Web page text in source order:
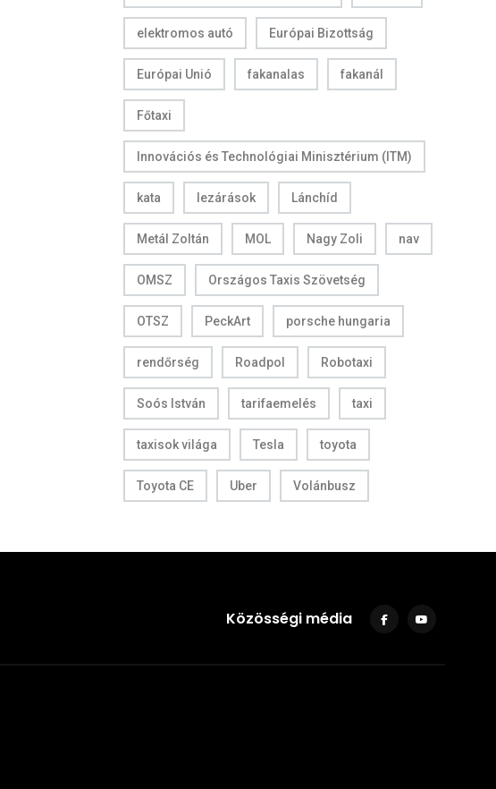
elektromos autó Európai Bizottság
Európai Unió fakanalas fakanál
Főtaxi
Innovációs és Technológiai Minisztérium (ITM)
kata lezárások Lánchíd
Metál Zoltán MOL Nagy Zoli nav
OMSZ Országos Taxis Szövetség
OTSZ PeckArt porsche hungaria
rendőrség Roadpol Robotaxi
Soós István tarifaemelés taxi
taxisok világa Tesla toyota
Toyota CE Uber Volánbusz
Közösségi média